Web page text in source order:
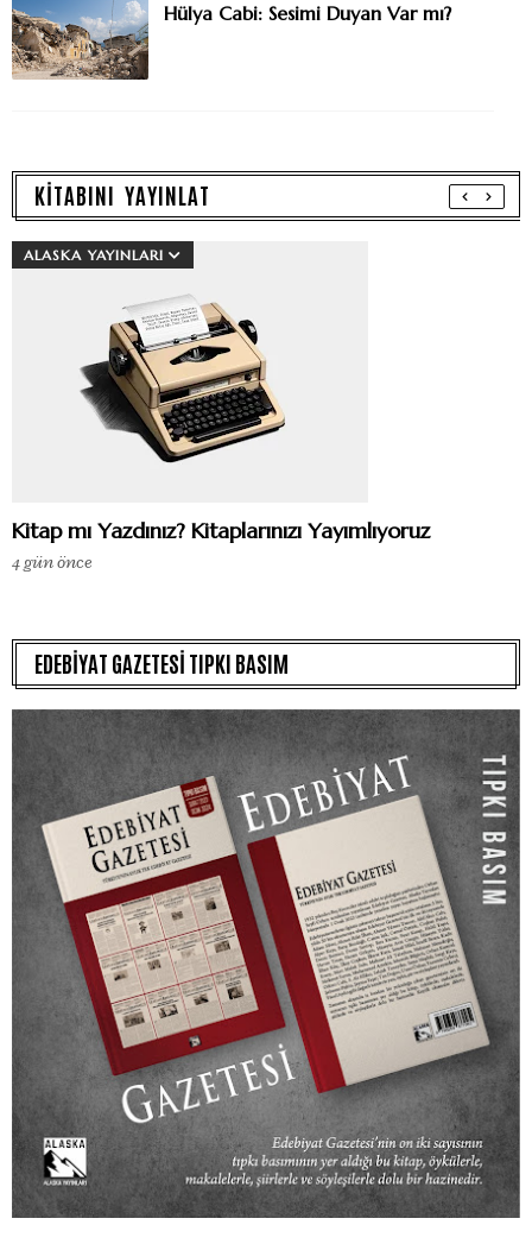
Hülya Cabi: Sesimi Duyan Var mı?
KİTABINI YAYINLAT
ALASKA YAYINLARI
Kitap mı Yazdınız? Kitaplarınızı Yayımlıyoruz
4 gün önce
EDEBİYAT GAZETESİ TIPKI BASIM